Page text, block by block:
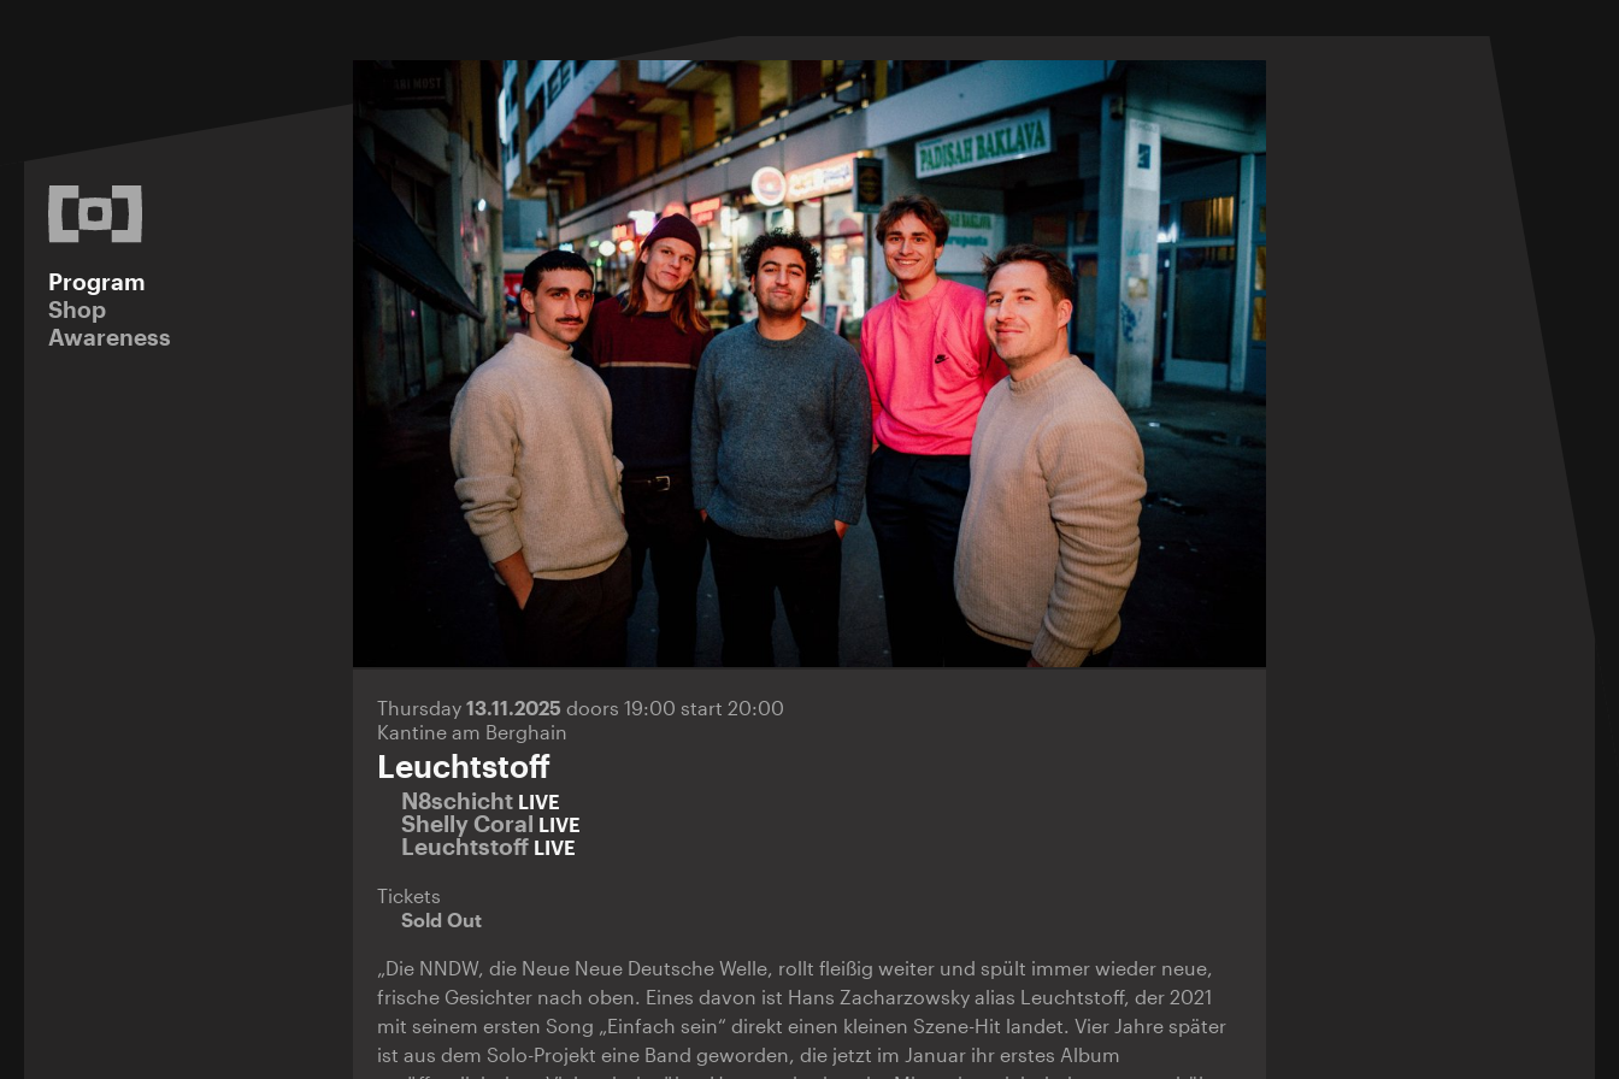
Program
Shop
Awareness
Thursday 13.11.2025 doors 19:00 start 20:00
Kantine am Berghain
Leuchtstoff
N8schicht LIVE
Shelly Coral LIVE
Leuchtstoff LIVE
Tickets
Sold Out
„Die NNDW, die Neue Neue Deutsche Welle, rollt fleißig weiter und spült immer wieder neue,
frische Gesichter nach oben. Eines davon ist Hans Zacharzowsky alias Leuchtstoff, der 2021
mit seinem ersten Song „Einfach sein“ direkt einen kleinen Szene-Hit landet. Vier Jahre später
ist aus dem Solo-Projekt eine Band geworden, die jetzt im Januar ihr erstes Album